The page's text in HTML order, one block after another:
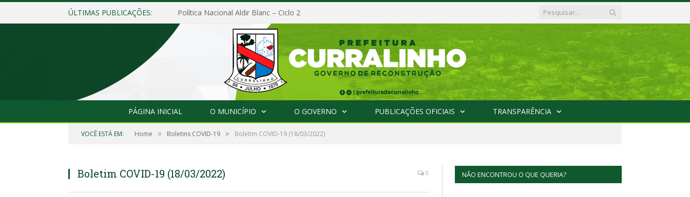
ÚLTIMAS PUBLICAÇÕES: Política Nacional Aldir Blanc – Ciclo 2
PÁGINA INICIAL O MUNICÍPIO O GOVERNO PUBLICAÇÕES OFICIAIS TRANSPARÊNCIA
VOCÊ ESTÁ EM: Home » Boletins COVID-19 » Boletim COVID-19 (18/03/2022)
Boletim COVID-19 (18/03/2022) 0 NÃO ENCONTROU O QUE QUERIA?